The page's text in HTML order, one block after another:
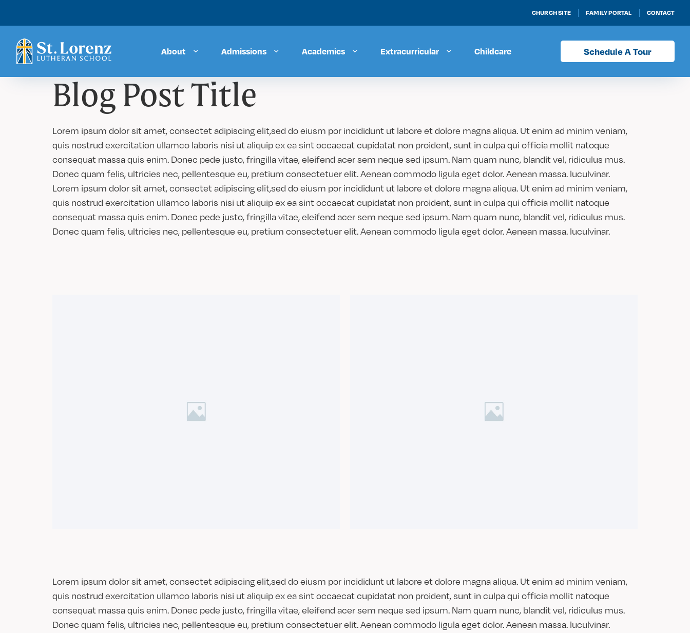
CHURCH SITE FAMILY PORTAL CONTACT
About Admissions Academics Extracurricular Childcare Schedule A Tour
Blog Post Title
Lorem ipsum dolor sit amet, consectet adipiscing elit,sed do eiusm por incididunt ut labore et dolore magna aliqua. Ut enim ad minim veniam,
quis nostrud exercitation ullamco laboris nisi ut aliquip ex ea sint occaecat cupidatat non proident, sunt in culpa qui officia mollit natoque
consequat massa quis enim. Donec pede justo, fringilla vitae, eleifend acer sem neque sed ipsum. Nam quam nunc, blandit vel, ridiculus mus.
Donec quam felis, ultricies nec, pellentesque eu, pretium consectetuer elit. Aenean commodo ligula eget dolor. Aenean massa. luculvinar.
Lorem ipsum dolor sit amet, consectet adipiscing elit,sed do eiusm por incididunt ut labore et dolore magna aliqua. Ut enim ad minim veniam,
quis nostrud exercitation ullamco laboris nisi ut aliquip ex ea sint occaecat cupidatat non proident, sunt in culpa qui officia mollit natoque
consequat massa quis enim. Donec pede justo, fringilla vitae, eleifend acer sem neque sed ipsum. Nam quam nunc, blandit vel, ridiculus mus.
Donec quam felis, ultricies nec, pellentesque eu, pretium consectetuer elit. Aenean commodo ligula eget dolor. Aenean massa. luculvinar.
Lorem ipsum dolor sit amet, consectet adipiscing elit,sed do eiusm por incididunt ut labore et dolore magna aliqua. Ut enim ad minim veniam,
quis nostrud exercitation ullamco laboris nisi ut aliquip ex ea sint occaecat cupidatat non proident, sunt in culpa qui officia mollit natoque
consequat massa quis enim. Donec pede justo, fringilla vitae, eleifend acer sem neque sed ipsum. Nam quam nunc, blandit vel, ridiculus mus.
Donec quam felis, ultricies nec, pellentesque eu, pretium consectetuer elit. Aenean commodo ligula eget dolor. Aenean massa. luculvinar.